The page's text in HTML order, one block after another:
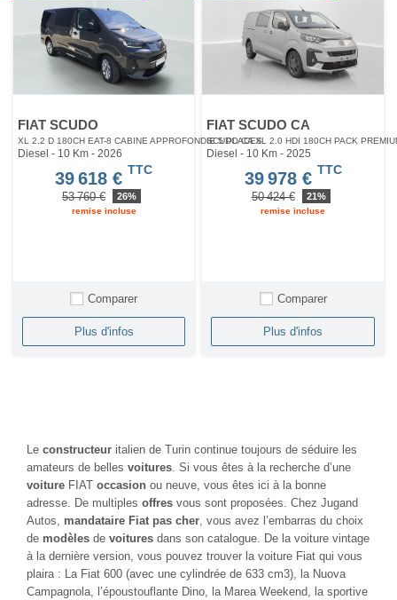
FIAT SCUDO
XL 2.2 D 180CH EAT-8 CABINE APPROFONDIE 5 PLACES
Diesel - 10 Km - 2026
39 618 € TTC
53 760 € 26%
remise incluse
Comparer
Plus d'infos
FIAT SCUDO CA
SCUDO CA XL 2.0 HDI 180CH PACK
Diesel - 10 Km- 2025
39 978 € TTC
50 424 € 21%
remise incluse
Comparer
Plus d'infos
Le constructeur italien de Turin continue toujours de séduire les
amateurs de belles voitures. Si vous êtes à la recherche d’une
voiture FIAT occasion ou neuve, vous êtes ici à la bonne
adresse. De multiples offres vous sont proposées. Chez Jugand
Autos, mandataire Fiat pas cher, vous avez l’embarras du choix
de modèles de voitures dans son catalogue. De la voiture vintage
à la dernière version, vous pouvez trouver la voiture Fiat qui vous
plaira : La Fiat 600 (avec une cylindrée de 633 cm3), la Nuova
Campagnola, l’époustouflante Dino, la Marea Weekend, la sportive